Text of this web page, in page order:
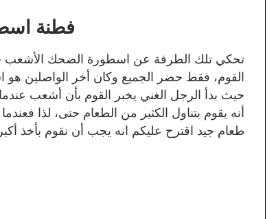
فطنة
تحكي تلك الطرفة عن اسطورة الضحك الأشعب
القوم، فقط حضر الجميع وكان أخر الواصلين
حيث بدأ الرجل الغني يخبر القوم بأن أشعب
أنه يقوم بتناول الكثير من الطعام حتى، لذا
طعام جيد اقترح عليكم انه يجب أن نقوم بأخذ